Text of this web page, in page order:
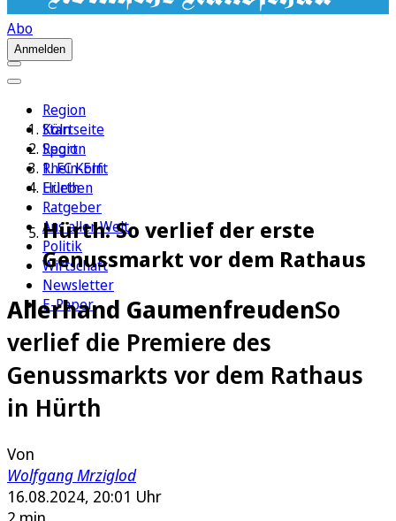
Abo
Anmelden
Region
Köln
Sport
1. FC Köln
Erleben
Ratgeber
Aus aller Welt
Politik
Wirtschaft
Newsletter
E-Paper
Startseite
Region
Rhein-Erft
Hürth
Hürth: So verlief der erste
Genussmarkt vor dem Rathaus
Allerhand GaumenfreudenSo
verlief die Premiere des
Genussmarkts vor dem Rathaus
in Hürth
Von
Wolfgang Mrziglod
16.08.2024, 20:01 Uhr